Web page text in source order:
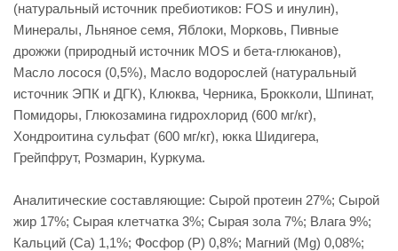
(натуральный источник пребиотиков: FOS и инулин),
Минералы, Льняное семя, Яблоки, Морковь, Пивные
дрожжи (природный источник MOS и бета-глюканов),
Масло лосося (0,5%), Масло водорослей (натуральный
источник ЭПК и ДГК), Клюква, Черника, Брокколи, Шпинат,
Помидоры, Глюкозамина гидрохлорид (600 мг/кг),
Хондроитина сульфат (600 мг/кг), юкка Шидигера,
Грейпфрут, Розмарин, Куркума.
Аналитические составляющие: Сырой протеин 27%; Сырой
жир 17%; Сырая клетчатка 3%; Сырая зола 7%; Влага 9%;
Кальций (Са) 1,1%; Фосфор (P) 0,8%; Магний (Mg) 0,08%;